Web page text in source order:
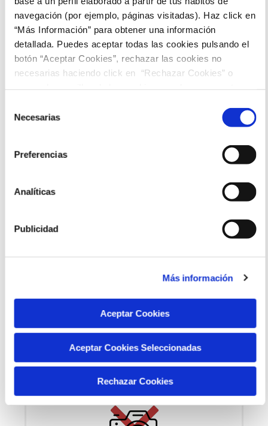
navegación (por ejemplo, páginas visitadas). Haz click en
“Más Información” para obtener una información
detallada. Puedes aceptar todas las cookies pulsando el
botón “Aceptar Cookies”, rechazar las cookies no
necesarias haciendo click en “Rechazar Cookies” o
Necesarias
Preferencias
Analíticas
Publicidad
Más información
Aceptar Cookies
Aceptar Cookies Seleccionadas
Rechazar Cookies
to
No animals are allowed in the centre,
except for guide dogs.